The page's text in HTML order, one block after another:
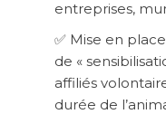
entreprises,
✅ Mise en
de «
affiliés
durée de